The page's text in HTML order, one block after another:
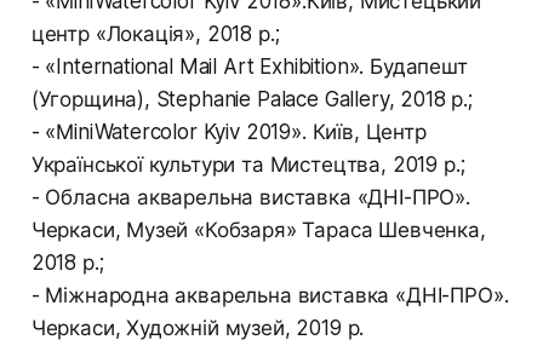
центр «Локація», 2018 р.;
- «International Mail Art Exhibition». Будапешт
(Угорщина), Stephanie Palace Gallery, 2018 р.;
- «МiniWatercolor Kyiv 2019». Київ, Центр
Української культури та Мистецтва, 2019 р.;
- Обласна акварельна виставка «ДНІ-ПРО».
Черкаси, Музей «Кобзаря» Тараса Шевченка,
2018 р.;
- Міжнародна акварельна виставка «ДНІ-ПРО».
Черкаси, Художній музей, 2019 р.